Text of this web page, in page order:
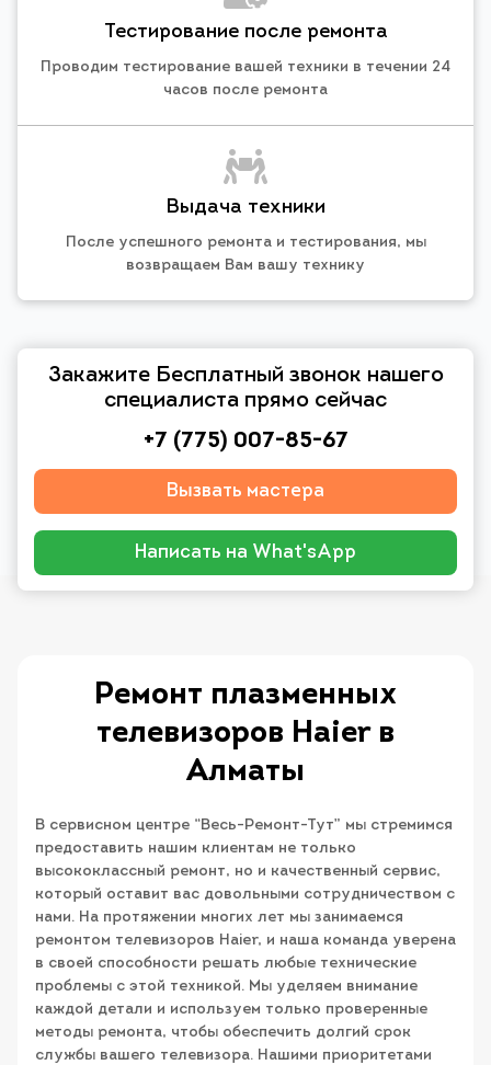
Тестирование после ремонта
Проводим тестирование вашей техники в течении 24
часов после ремонта
Выдача техники
После успешного ремонта и тестирования, мы
возвращаем Вам вашу технику
Закажите Бесплатный звонок нашего
специалиста прямо сейчас
+7 (775) 007-85-67
Вызвать мастера
Написать на What'sApp
Ремонт плазменных
телевизоров Haier в
Алматы
В сервисном центре “Весь-Ремонт-Тут” мы стремимся
предоставить нашим клиентам не только
высококлассный ремонт, но и качественный сервис,
который оставит вас довольными сотрудничеством с
нами. На протяжении многих лет мы занимаемся
ремонтом телевизоров Haier, и наша команда уверена
в своей способности решать любые технические
проблемы с этой техникой. Мы уделяем внимание
каждой детали и используем только проверенные
методы ремонта, чтобы обеспечить долгий срок
службы вашего телевизора. Нашими приоритетами